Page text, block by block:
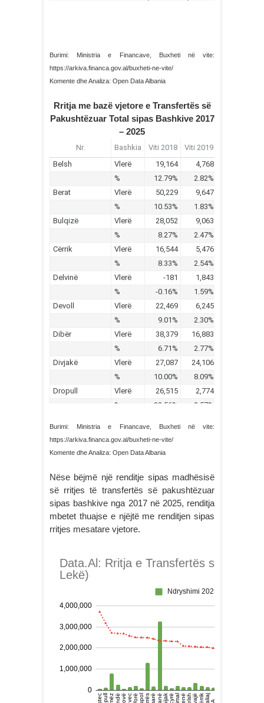
Burimi: Ministria e Financave, Buxheti në vite:
https://arkiva.financa.gov.al/buxheti-ne-vite/
Komente dhe Analiza: Open Data Albania
Rritja me bazë vjetore e Transfertës së
Pakushtëzuar Total sipas Bashkive 2017
– 2025
Burimi: Ministria e Financave, Buxheti në vite:
https://arkiva.financa.gov.al/buxheti-ne-vite/
Komente dhe Analiza: Open Data Albania
Nëse bëjmë një renditje sipas madhësisë
së rritjes të transfertës së pakushtëzuar
sipas bashkive nga 2017 në 2025, renditja
mbetet thuajse e njëjtë me renditjen sipas
rritjes mesatare vjetore.